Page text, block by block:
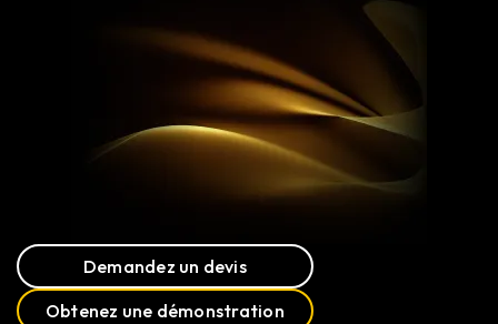
Demandez un devis
Obtenez une démonstration